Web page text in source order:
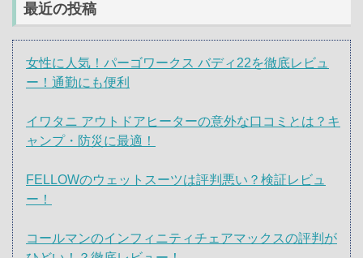
最近の投稿
女性に人気！パーゴワークス バディ22を徹底レビュ
ー！通勤にも便利
イワタニ アウトドアヒーターの意外な口コミとは？キ
ャンプ・防災に最適！
FELLOWのウェットスーツは評判悪い？検証レビュ
ー！
コールマンのインフィニティチェアマックスの評判が